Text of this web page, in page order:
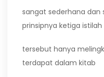
sangat sederhana dan
prinsipnya ketiga istilah
tersebut hanya
terdapat dalam kitab